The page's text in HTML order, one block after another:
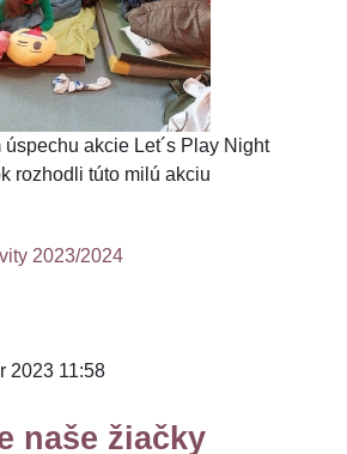
akcie Let´s Play Night
rozhodli túto milú akciu
2023/2024
2023 11:58
naše žiačky